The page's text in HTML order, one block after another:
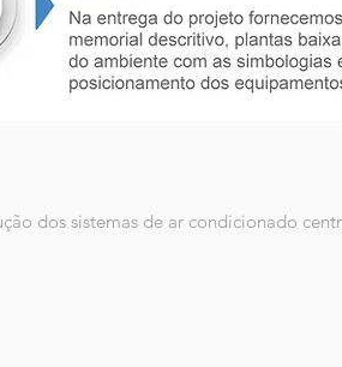
dos sistemas de ar condicionado